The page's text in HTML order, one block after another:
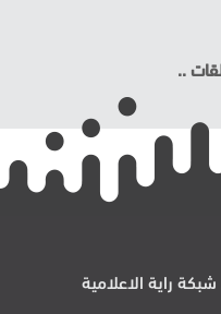
..
راية الاعلامية